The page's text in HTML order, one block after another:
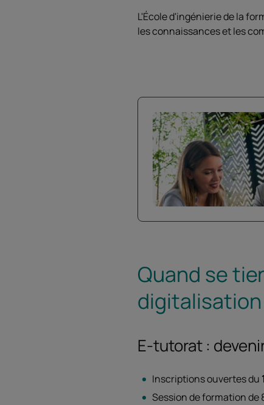
L'École d'ingénierie de la
les connaissances et les
Quand se
digitalisation
E-tutorat :
Inscriptions ouvertes du 1
Session de formation de